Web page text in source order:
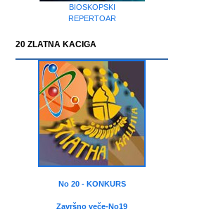
BIOSKOPSKI
REPERTOAR
20 ZLATNA KACIGA
No 20 - KONKURS
Završno veče-No19